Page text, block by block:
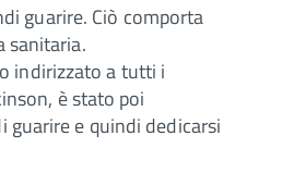
guarire. Ciò comporta
sanitaria.
indirizzato a tutti i
è stato poi
e quindi dedicarsi